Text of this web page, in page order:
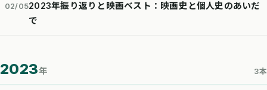
02/052023年振り返りと映画ベスト：映画史と個人史のあいだ
で
2023年 3本